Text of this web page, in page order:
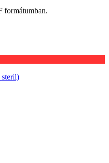
formátumban.